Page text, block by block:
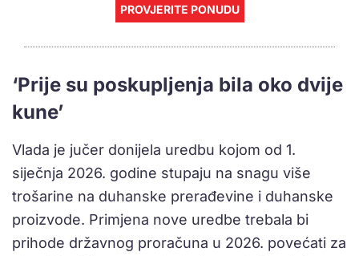
PROVJERITE PONUDU
‘Prije su poskupljenja bila oko dvije
kune’
Vlada je jučer donijela uredbu kojom od 1.
siječnja 2026. godine stupaju na snagu više
trošarine na duhanske prerađevine i duhanske
proizvode. Primjena nove uredbe trebala bi
prihode državnog proračuna u 2026. povećati za